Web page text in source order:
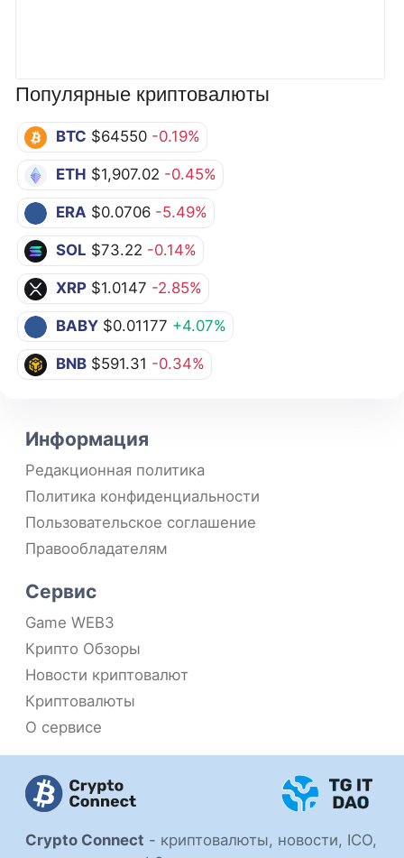
Популярные криптовалюты
BTC $64550 -0.19%
ETH $1,907.02 -0.45%
ERA $0.0706 -5.49%
SOL $73.22 -0.14%
XRP $1.0147 -2.85%
BABY $0.01177 +4.07%
BNB $591.31 -0.34%
Crypto Connect - криптовалюты, новости, ICO,
Информация
Редакционная политика
Политика конфиденциальности
Пользовательское соглашение
Правообладателям
Сервис
Game WEB3
Крипто Обзоры
Новости криптовалют
Криптовалюты
О сервисе